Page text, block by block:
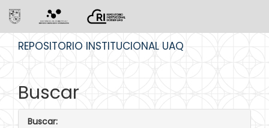
REPOSITORIO INSTITUCIONAL UAQ
Buscar
Buscar: